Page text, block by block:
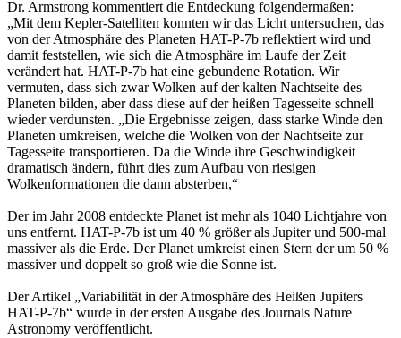
Dr. Armstrong kommentiert die Entdeckung folgendermaßen:
„Mit dem Kepler-Satelliten konnten wir das Licht untersuchen, das
von der Atmosphäre des Planeten HAT-P-7b reflektiert wird und
damit feststellen, wie sich die Atmosphäre im Laufe der Zeit
verändert hat. HAT-P-7b hat eine gebundene Rotation. Wir
vermuten, dass sich zwar Wolken auf der kalten Nachtseite des
Planeten bilden, aber dass diese auf der heißen Tagesseite schnell
wieder verdunsten. „Die Ergebnisse zeigen, dass starke Winde den
Planeten umkreisen, welche die Wolken von der Nachtseite zur
Tagesseite transportieren. Da die Winde ihre Geschwindigkeit
dramatisch ändern, führt dies zum Aufbau von riesigen
Wolkenformationen die dann absterben,“
Der im Jahr 2008 entdeckte Planet ist mehr als 1040 Lichtjahre von
uns entfernt. HAT-P-7b ist um 40 % größer als Jupiter und 500-mal
massiver als die Erde. Der Planet umkreist einen Stern der um 50 %
massiver und doppelt so groß wie die Sonne ist.
Der Artikel „Variabilität in der Atmosphäre des Heißen Jupiters
HAT-P-7b“ wurde in der ersten Ausgabe des Journals Nature
Astronomy veröffentlicht.